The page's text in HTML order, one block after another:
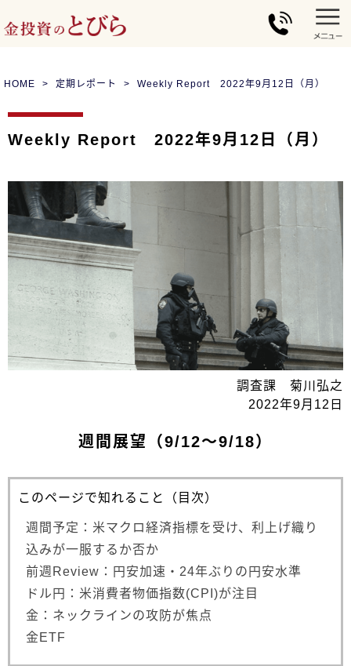
HOME 定期レポート Weekly Report 2022年9月12日（月）
Weekly Report 2022年9月12日（月）
調査課 菊川弘之
2022年9月12日
週間展望（9/12～9/18）
このページで知れること（目次）
週間予定：米マクロ経済指標を受け、利上げ織り
込みが一服するか否か
前週Review：円安加速・24年ぶりの円安水準
ドル円：米消費者物価指数(CPI)が注目
金：ネックラインの攻防が焦点
金ETF